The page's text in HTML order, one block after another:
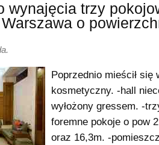
wynajęcia trzy
o
.
Poprzednio mieścił się
kosmetyczny. -hall
wyłożony gressem. -
foremne pokoje o pow
oraz 16,3m. -